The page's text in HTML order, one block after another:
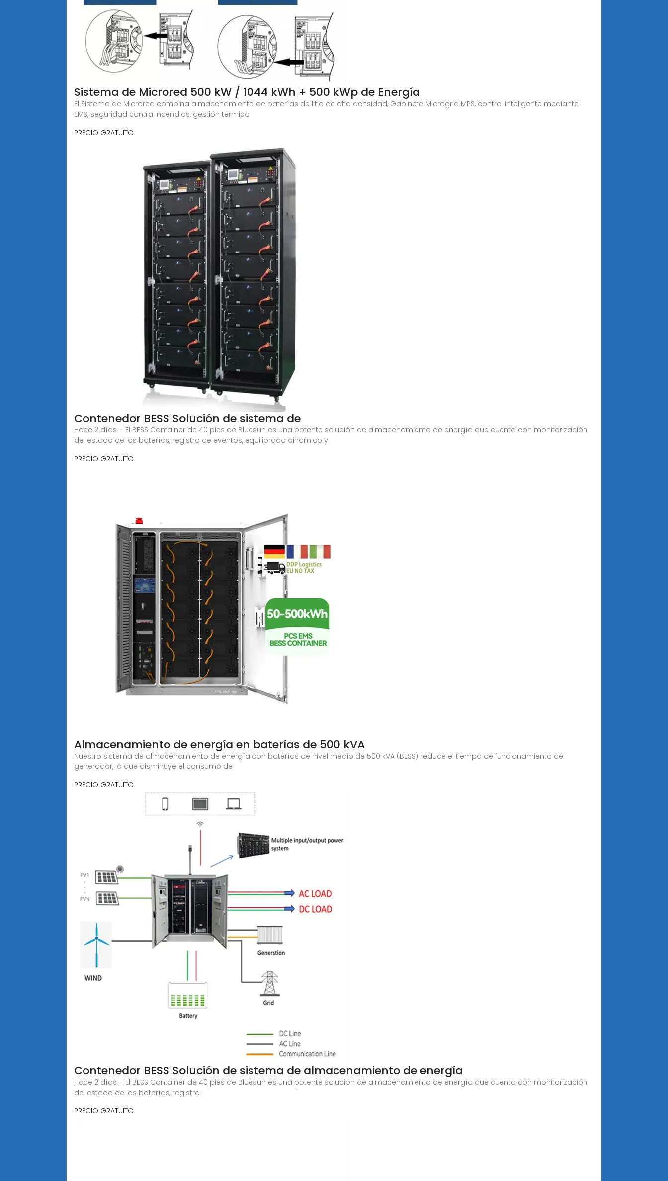
Sistema de Microred 500 kW / 1044 kWh + 500 kWp de Energía
El Sistema de Microred combina almacenamiento de baterías de litio de alta densidad, Gabinete Microgrid MPS, control inteligente mediante
EMS, seguridad contra incendios, gestión térmica
PRECIO GRATUITO
Contenedor BESS Solución de sistema de
Hace 2 días · El BESS Container de 40 pies de Bluesun es una potente solución de almacenamiento de energía que cuenta con monitorización
del estado de las baterías, registro de eventos, equilibrado dinámico y
PRECIO GRATUITO
Almacenamiento de energía en baterías de 500 kVA
Nuestro sistema de almacenamiento de energía con baterías de nivel medio de 500 kVA (BESS) reduce el tiempo de funcionamiento del
generador, lo que disminuye el consumo de
PRECIO GRATUITO
Contenedor BESS Solución de sistema de almacenamiento de energía
Hace 2 días · El BESS Container de 40 pies de Bluesun es una potente solución de almacenamiento de energía que cuenta con monitorización
del estado de las baterías, registro
PRECIO GRATUITO